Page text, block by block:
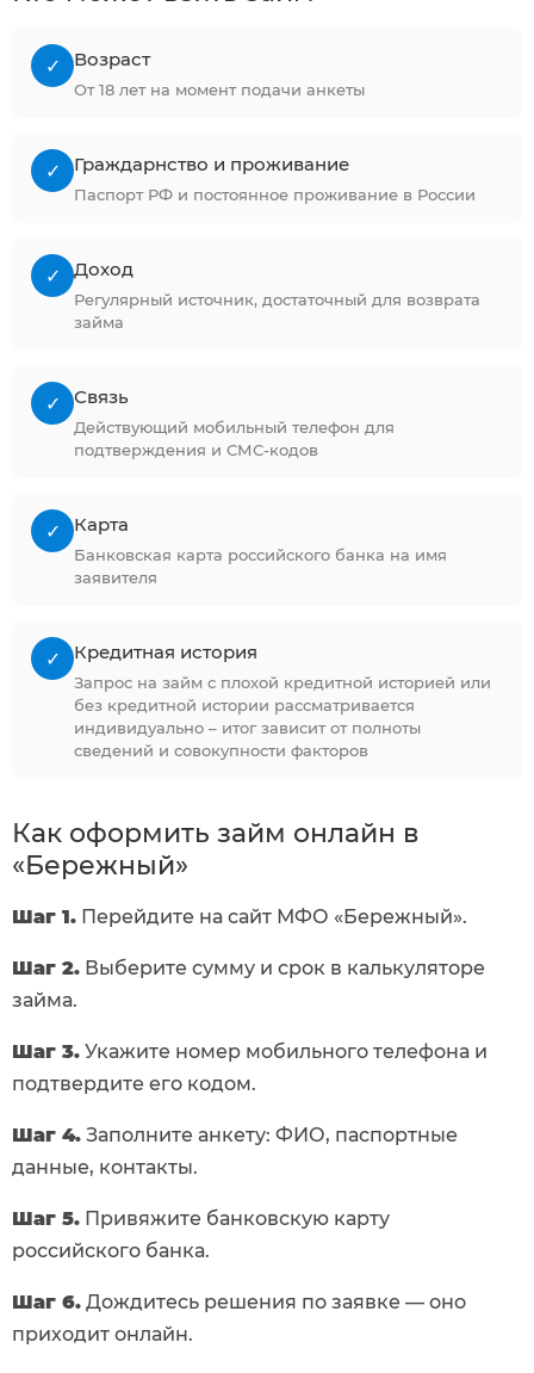
✓ Возраст
От 18 лет на момент подачи анкеты
✓ Граждарнство и проживание
Паспорт РФ и постоянное проживание в России
✓ Доход
Регулярный источник, достаточный для возврата
займа
✓ Связь
Действующий мобильный телефон для
подтверждения и СМС-кодов
✓ Карта
Банковская карта российского банка на имя
заявителя
✓ Кредитная история
Запрос на займ с плохой кредитной историей или
без кредитной истории рассматривается
индивидуально – итог зависит от полноты
сведений и совокупности факторов
Как оформить займ онлайн в
«Бережный»
Шаг 1. Перейдите на сайт МФО «Бережный».
Шаг 2. Выберите сумму и срок в калькуляторе
займа.
Шаг 3. Укажите номер мобильного телефона и
подтвердите его кодом.
Шаг 4. Заполните анкету: ФИО, паспортные
данные, контакты.
Шаг 5. Привяжите банковскую карту
российского банка.
Шаг 6. Дождитесь решения по заявке — оно
приходит онлайн.